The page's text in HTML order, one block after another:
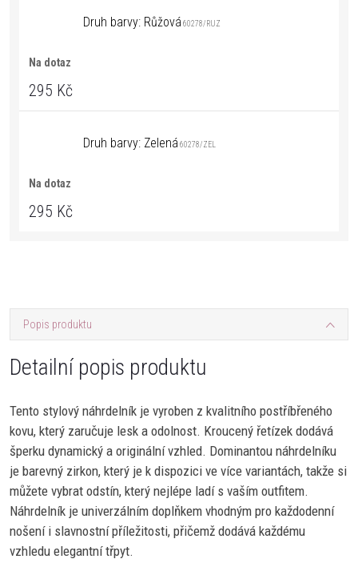
Druh barvy: Růžová 60278/RUZ
Na dotaz
295 Kč
Druh barvy: Zelená 60278/ZEL
Na dotaz
295 Kč
Popis produktu
Detailní popis produktu
Tento stylový náhrdelník je vyroben z kvalitního postříbřeného
kovu, který zaručuje lesk a odolnost. Kroucený řetízek dodává
šperku dynamický a originální vzhled. Dominantou náhrdelníku
je barevný zirkon, který je k dispozici ve více variantách, takže si
můžete vybrat odstín, který nejlépe ladí s vaším outfitem.
Náhrdelník je univerzálním doplňkem vhodným pro každodenní
nošení i slavnostní příležitosti, přičemž dodává každému
vzhledu elegantní třpyt.